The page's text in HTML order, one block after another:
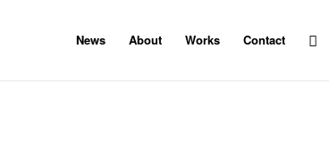
News About Works Contact